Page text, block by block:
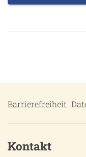
Barrierefreiheit
Kontakt